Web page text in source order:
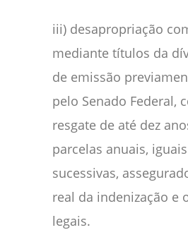
iii) desapropriação
mediante títulos da
de emissão
pelo Senado Federal,
resgate de até dez
parcelas anuais,
sucessivas,
real da indenização e
legais.